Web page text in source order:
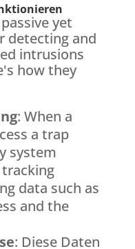
yet
detecting and
intrusions
how they
: When a
a trap
system
data such as
and the
: Diese Daten